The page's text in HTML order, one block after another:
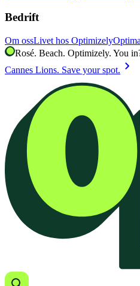
Bedrift
Om ossLivet hos Optimizely
Rosé. Beach. Optimizely. You
Cannes Lions. Save your spot. chevron_right